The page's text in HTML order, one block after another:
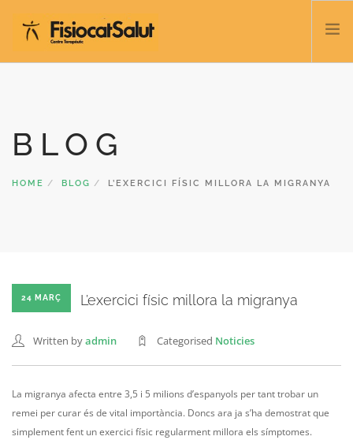
NOSALTRES
BLOC
BLOG
HOME BLOG L’EXERCICI FÍSIC MILLORA LA MIGRANYA
24 MARÇ L’exercici físic millora la migranya
Written byadmin Categorised Noticies
La migranya afecta entre 3,5 i 5 milions d’espanyols per tant trobar un
remei per curar és de vital importància. Doncs ara ja s’ha demostrat que
simplement fent un exercici físic regularment millora els símptomes.